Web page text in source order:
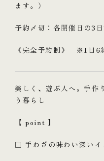
ます。）
予約〆切：各開催日の3
《完全予約制》 ※1日6
美しく、遊ぶ人へ。手作
う暮らし
【 point 】
□ 手わざの味わい深いイ